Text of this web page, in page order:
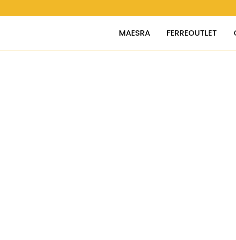
MAESRA FERREOUTLET